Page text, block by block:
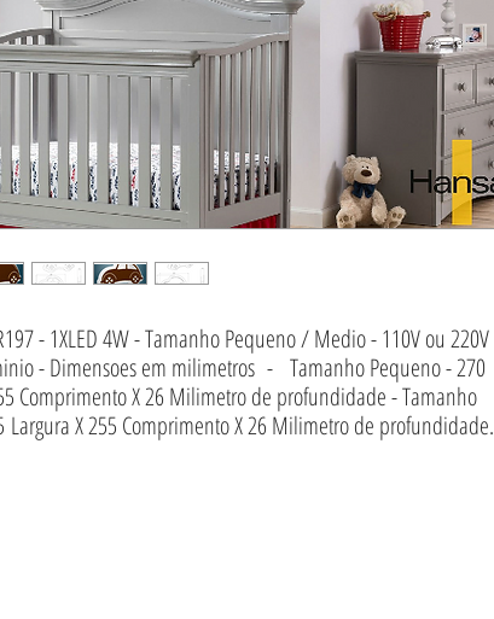
- 1XLED 4W - Tamanho Pequeno / Medio - 110V ou 220V
- Dimensoes em milimetros - Tamanho Pequeno - 270
Comprimento X 26 Milimetro de profundidade - Tamanho
Largura X 255 Comprimento X 26 Milimetro de profundidade.